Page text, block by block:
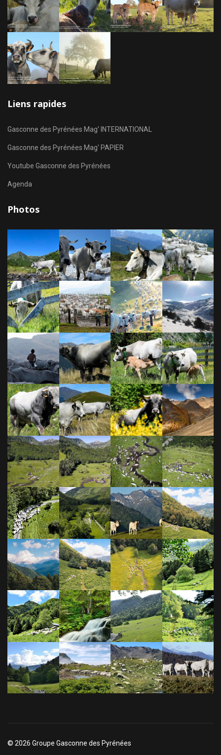
Liens rapides
Gasconne des Pyrénées Mag' INTERNATIONAL
Gasconne des Pyrénées Mag' PAPIER
Youtube Gasconne des Pyrénées
Agenda
Photos
© 2026 Groupe Gasconne des Pyrénées